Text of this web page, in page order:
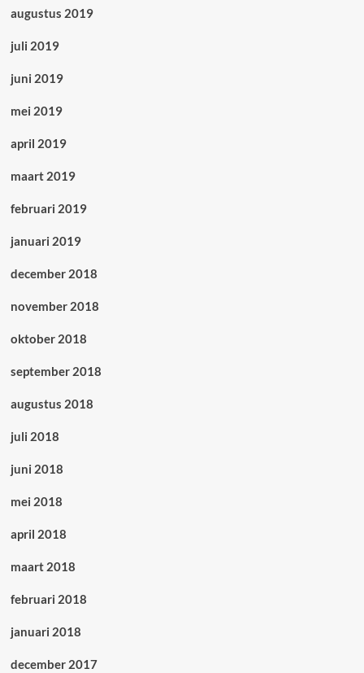
augustus 2019
juli 2019
juni 2019
mei 2019
april 2019
maart 2019
februari 2019
januari 2019
december 2018
november 2018
oktober 2018
september 2018
augustus 2018
juli 2018
juni 2018
mei 2018
april 2018
maart 2018
februari 2018
januari 2018
december 2017